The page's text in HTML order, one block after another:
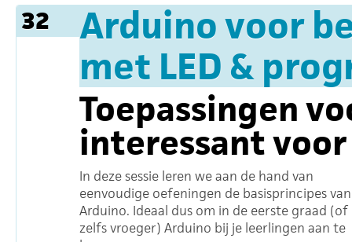
32
Arduino voor
met LED &
Toepassingen
interessant
In deze sessie leren we aan de hand van
eenvoudige oefeningen de basisprincipes van
Arduino. Ideaal dus om in de eerste graad (of
zelfs vroeger) Arduino bij je leerlingen aan te